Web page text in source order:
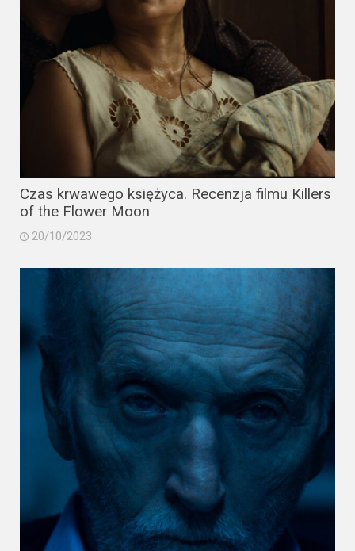
Czas krwawego księżyca. Recenzja filmu Killers
of the Flower Moon
20/10/2023